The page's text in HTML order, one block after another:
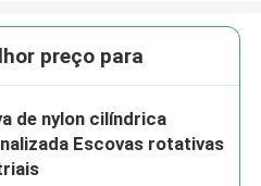
preço para
de nylon cilíndrica
Escovas rotativas